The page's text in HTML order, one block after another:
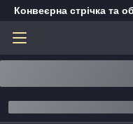
Конвеєрна стрічка та